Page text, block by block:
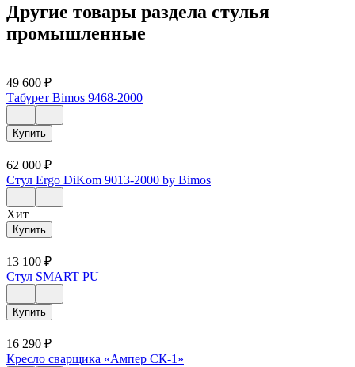
Другие товары раздела стулья
промышленные
49 600 ₽
Табурет Bimos 9468-2000
Купить
62 000 ₽
Стул Ergo DiKom 9013-2000 by Bimos
Хит
Купить
13 100 ₽
Стул SMART PU
Купить
16 290 ₽
Кресло сварщика «Ампер СК-1»